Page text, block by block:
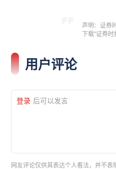
声明：证券
下载"证券时
用户评论
登录 后可以发言
网友评论仅供其表达个人看法，并不表